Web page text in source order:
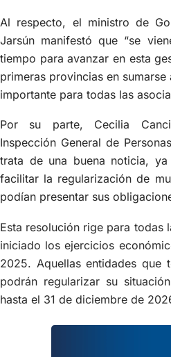
Al respecto, el ministro de
Jarsún manifestó que “se
tiempo para avanzar en esta
primeras provincias en
importante para todas las
Por su parte, Cecilia
Inspección General de
trata de una buena noticia,
facilitar la regularización de
podían presentar sus
Esta resolución rige para todas
iniciado los ejercicios
2025. Aquellas entidades que
podrán regularizar su
hasta el 31 de diciembre de